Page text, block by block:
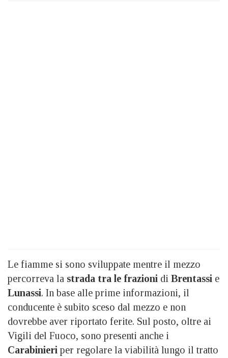
Le fiamme si sono sviluppate mentre il mezzo
percorreva la strada tra le frazioni di Brentassi e
Lunassi. In base alle prime informazioni, il
conducente è subito sceso dal mezzo e non
dovrebbe aver riportato ferite. Sul posto, oltre ai
Vigili del Fuoco, sono presenti anche i
Carabinieri per regolare la viabilità lungo il tratto